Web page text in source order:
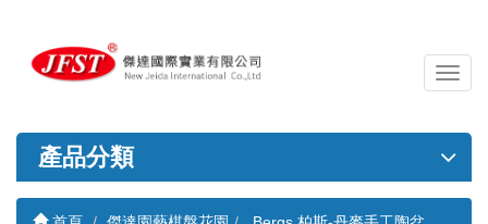
導
覽
關
產品分類